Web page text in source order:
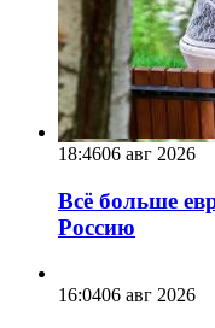
18:4606 авг 2026
Всё больше
Россию
16:0406 авг 2026